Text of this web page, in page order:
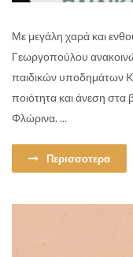
Με μεγάλη χαρά και
Γεωργοπούλου
παιδικών υποδημάτων
ποιότητα και άνεση
Φλώρινα. ...
Περισσοτερα